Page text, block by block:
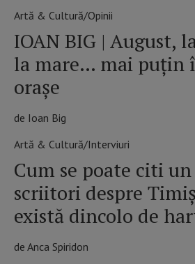
Artă & Cultură/Opinii
IOAN BIG | August,
la mare… mai puţin
oraşe
de Ioan Big
Artă & Cultură/Interviuri
Cum se poate citi
scriitori despre
există dincolo de
de Anca Spiridon